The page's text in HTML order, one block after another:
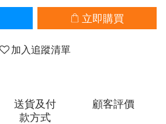
立即購買
加入追蹤清單
送貨及付
款方式
顧客評價